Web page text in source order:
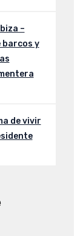
–
barcos y
de vivir